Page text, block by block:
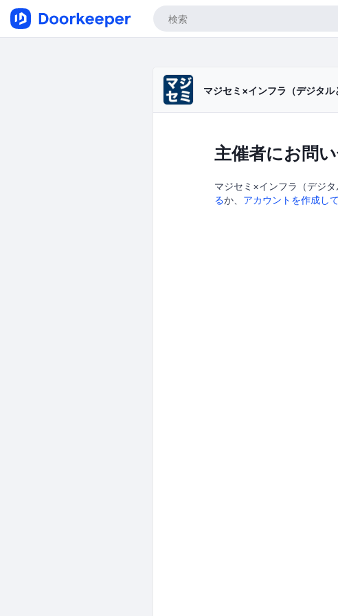
マジセミ×インフラ（デジタ
主催者にお問
マジセミ×インフラ（デジ
るか、 アカウントを作成して